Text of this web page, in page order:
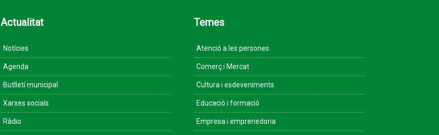
Actualitat
Notícies
Agenda
Butlletí municipal
Xarxes socials
Ràdio
Temes
Atenció a les persones
Comerç i Mercat
Cultura i esdeveniments
Educació i formació
Empresa i emprenedoria